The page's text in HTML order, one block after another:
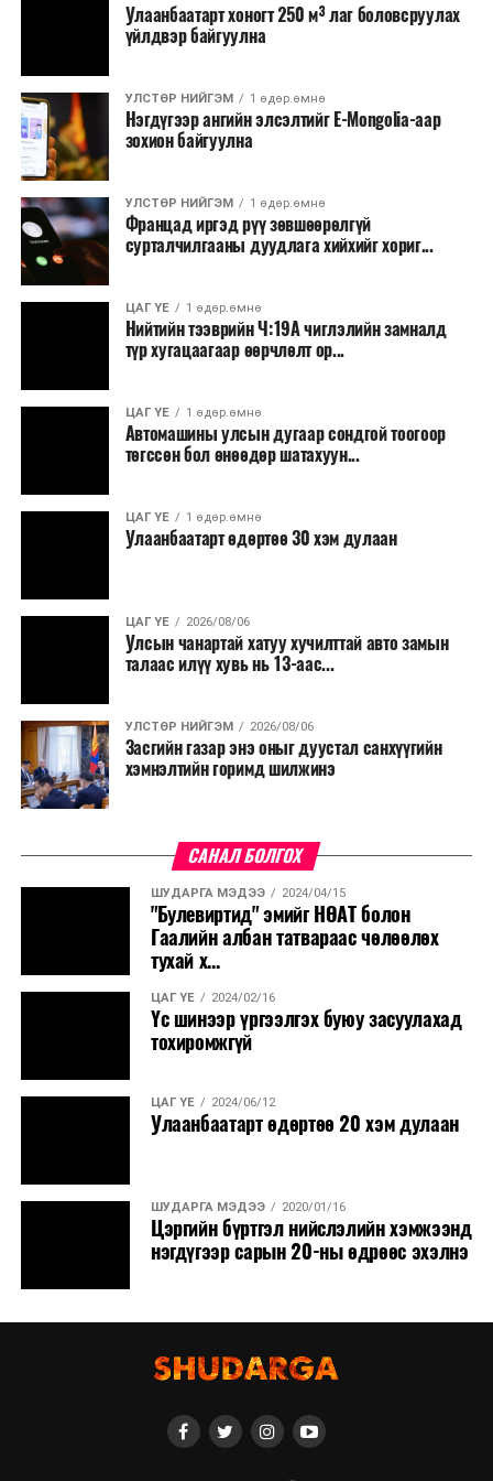
Улаанбаатарт хоногт 250 м³ лаг боловсруулах
үйлдвэр байгуулна
УЛСТӨР НИЙГЭМ 1 өдөр.өмнө
Нэгдүгээр ангийн элсэлтийг E-Mongolia-аар
зохион байгуулна
УЛСТӨР НИЙГЭМ 1 өдөр.өмнө
Францад иргэд рүү зөвшөөрөлгүй
сурталчилгааны дуудлага хийхийг хориг...
ЦАГ ҮЕ 1 өдөр.өмнө
Нийтийн тээврийн Ч:19А чиглэлийн замналд
түр хугацаагаар өөрчлөлт ор...
ЦАГ ҮЕ 1 өдөр.өмнө
Автомашины улсын дугаар сондгой тоогоор
төгссөн бол өнөөдөр шатахуун...
ЦАГ ҮЕ 1 өдөр.өмнө
Улаанбаатарт өдөртөө 30 хэм дулаан
ЦАГ ҮЕ 2026/08/06
Улсын чанартай хатуу хучилттай авто замын
талаас илүү хувь нь 13-аас...
УЛСТӨР НИЙГЭМ 2026/08/06
Засгийн газар энэ оныг дуустал санхүүгийн
хэмнэлтийн горимд шилжинэ
САНАЛ БОЛГОХ
ШУДАРГА МЭДЭЭ 2024/04/15
"Булевиртид" эмийг НӨАТ болон
Гаалийн албан татвараас чөлөөлөх
тухай х...
ЦАГ ҮЕ 2024/02/16
Үс шинээр үргээлгэх буюу засуулахад
тохиромжгүй
ЦАГ ҮЕ 2024/06/12
Улаанбаатарт өдөртөө 20 хэм дулаан
ШУДАРГА МЭДЭЭ 2020/01/16
Цэргийн бүртгэл нийслэлийн хэмжээнд
нэгдүгээр сарын 20-ны өдрөөс эхэлнэ